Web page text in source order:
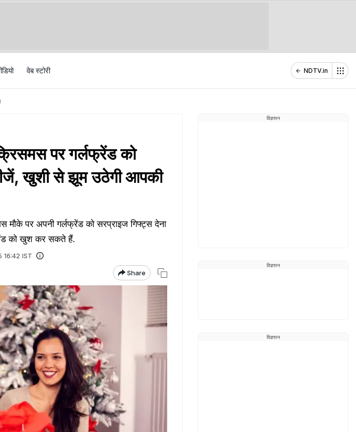
वेब स्टोरी NDTV.in
पर गर्लफ्रेंड को
खुशी से झूम उठेगी आपकी
पर अपनी गर्लफ्रेंड को सरप्राइज गिफ्ट्स देना
को खुश कर सकते हैं.
16:42 IST
Share
विज्ञापन
विज्ञापन
विज्ञापन